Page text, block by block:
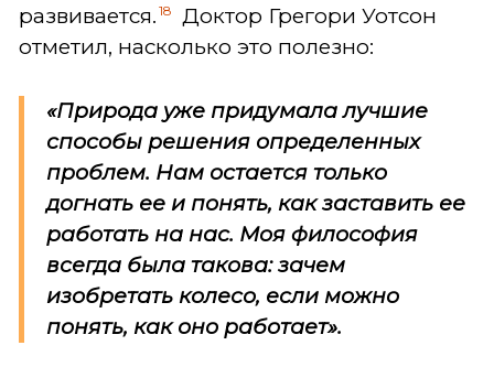
развивается. 18
Доктор Грегори Уотсон
отметил, насколько это полезно:
«Природа уже придумала лучшие
способы решения определенных
проблем. Нам остается только
догнать ее и понять, как заставить ее
работать на нас. Моя философия
всегда была такова: зачем
изобретать колесо, если можно
понять, как оно работает».